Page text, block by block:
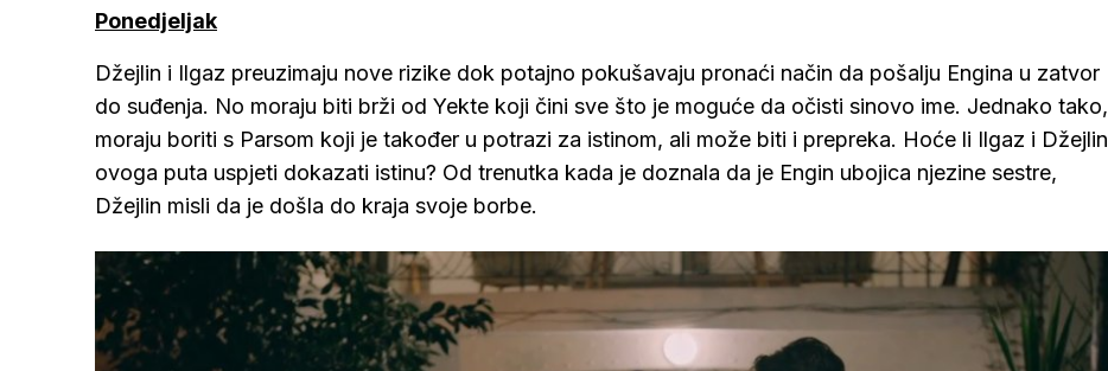
Ponedjeljak
Džejlin i Ilgaz preuzimaju nove rizike dok potajno pokušavaju pronaći način da pošalju Engina u zatvor
do suđenja. No moraju biti brži od Yekte koji čini sve što je moguće da očisti sinovo ime. Jednako tako,
moraju boriti s Parsom koji je također u potrazi za istinom, ali može biti i prepreka. Hoće li Ilgaz i Džejlin
ovoga puta uspjeti dokazati istinu? Od trenutka kada je doznala da je Engin ubojica njezine sestre,
Džejlin misli da je došla do kraja svoje borbe.